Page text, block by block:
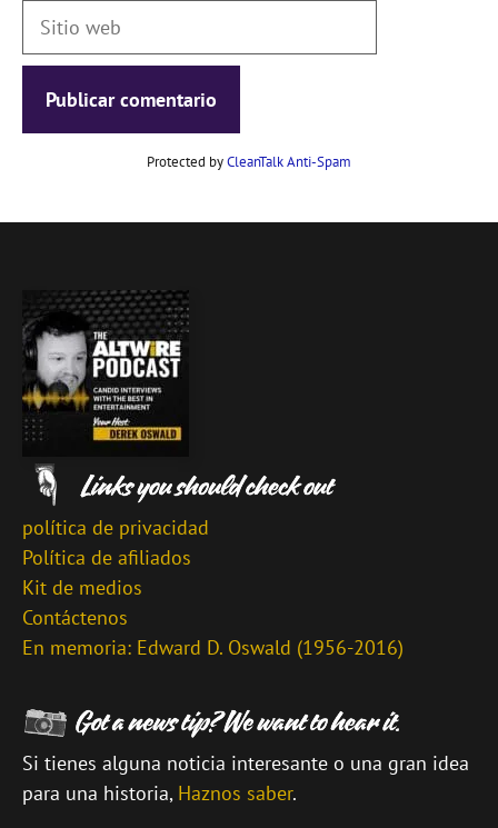
Sitio
Protected byCleanTalk Anti-Spam
política de privacidad
Política de afiliados
Kit de medios
Contáctenos
En memoria: Edward D. Oswald (1956-2016)
Si tienes alguna noticia interesante o una gran idea
para una historia, Haznos saber.